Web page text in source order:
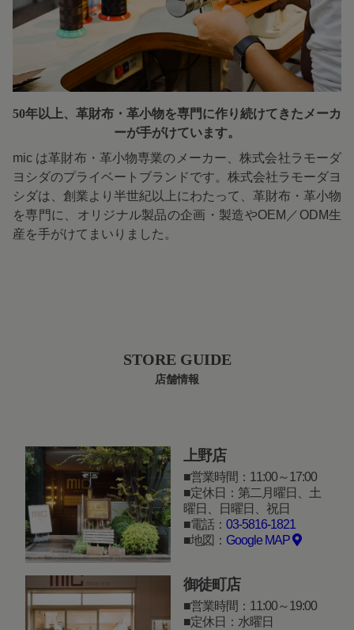
50年以上、革財布・革小物を専門に作り続けてきたメーカ
ーが手がけています。
mic は革財布・革小物専業のメーカー、株式会社ラモーダ
ヨシダのプライベートブランドです。株式会社ラモーダヨ
シダは、創業より半世紀以上にわたって、革財布・革小物
を専門に、オリジナル製品の企画・製造やOEM／ODM生
産を手がけてまいりました。
STORE GUIDE
店舗情報
上野店
営業時間：11:00～17:00
定休日：第二月曜日、土
曜日、日曜日、祝日
電話： 03-5816-1821
地図： Google MAP
御徒町店
営業時間：11:00～19:00
定休日：水曜日